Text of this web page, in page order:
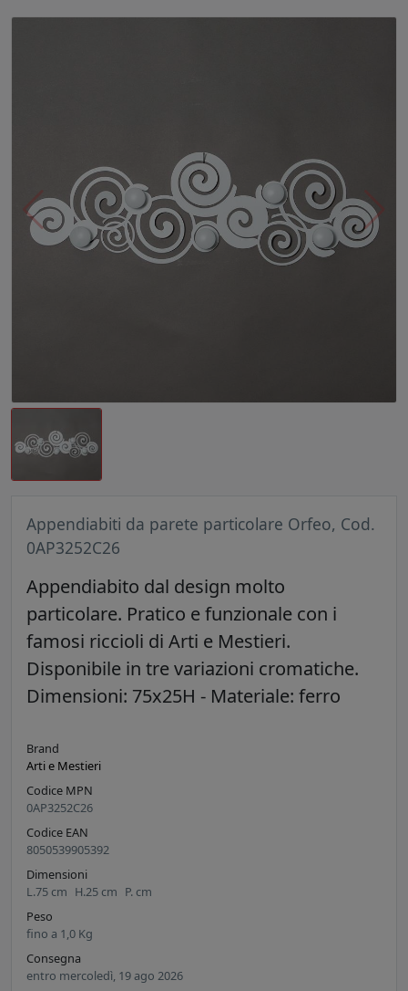
Appendiabiti da parete particolare Orfeo, Cod.
0AP3252C26
Appendiabito dal design molto
particolare. Pratico e funzionale con i
famosi riccioli di Arti e Mestieri.
Disponibile in tre variazioni cromatiche.
Dimensioni: 75x25H - Materiale: ferro
Brand
Arti e Mestieri
Codice MPN
0AP3252C26
Codice EAN
8050539905392
Dimensioni
L.75 cm H.25 cm P. cm
Peso
fino a 1,0 Kg
Consegna
entro mercoledì, 19 ago 2026